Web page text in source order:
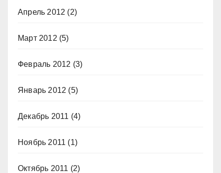
Апрель 2012 (2)
Март 2012 (5)
Февраль 2012 (3)
Январь 2012 (5)
Декабрь 2011 (4)
Ноябрь 2011 (1)
Октябрь 2011 (2)